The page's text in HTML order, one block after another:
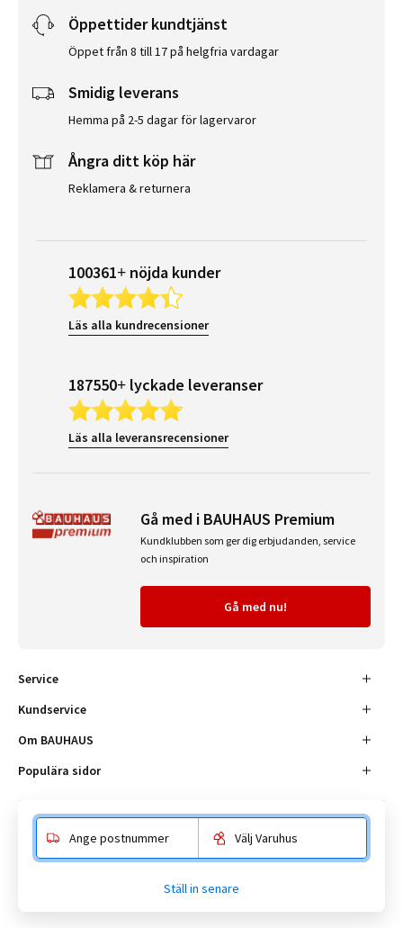
Öppettider kundtjänst
Öppet från 8 till 17 på helgfria vardagar
Smidig leverans
Hemma på 2-5 dagar för lagervaror
Ångra ditt köp här
Reklamera & returnera
100361+ nöjda kunder
Läs alla kundrecensioner
187550+ lyckade leveranser
Läs alla leveransrecensioner
Gå med i BAUHAUS Premium
Kundklubben som ger dig erbjudanden, service
och inspiration
Gå med nu!
Service
Kundservice
Om BAUHAUS
Populära sidor
Enköpingsvägen 41, 177 38 Järfälla.
Ange postnummer Välj Varuhus
Ställ in senare